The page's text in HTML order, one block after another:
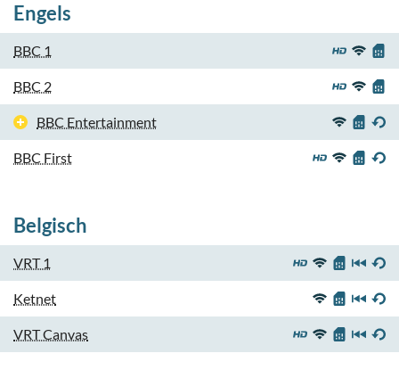
Engels
BBC 1
BBC 2
BBC Entertainment
BBC First
Belgisch
VRT 1
Ketnet
VRT Canvas